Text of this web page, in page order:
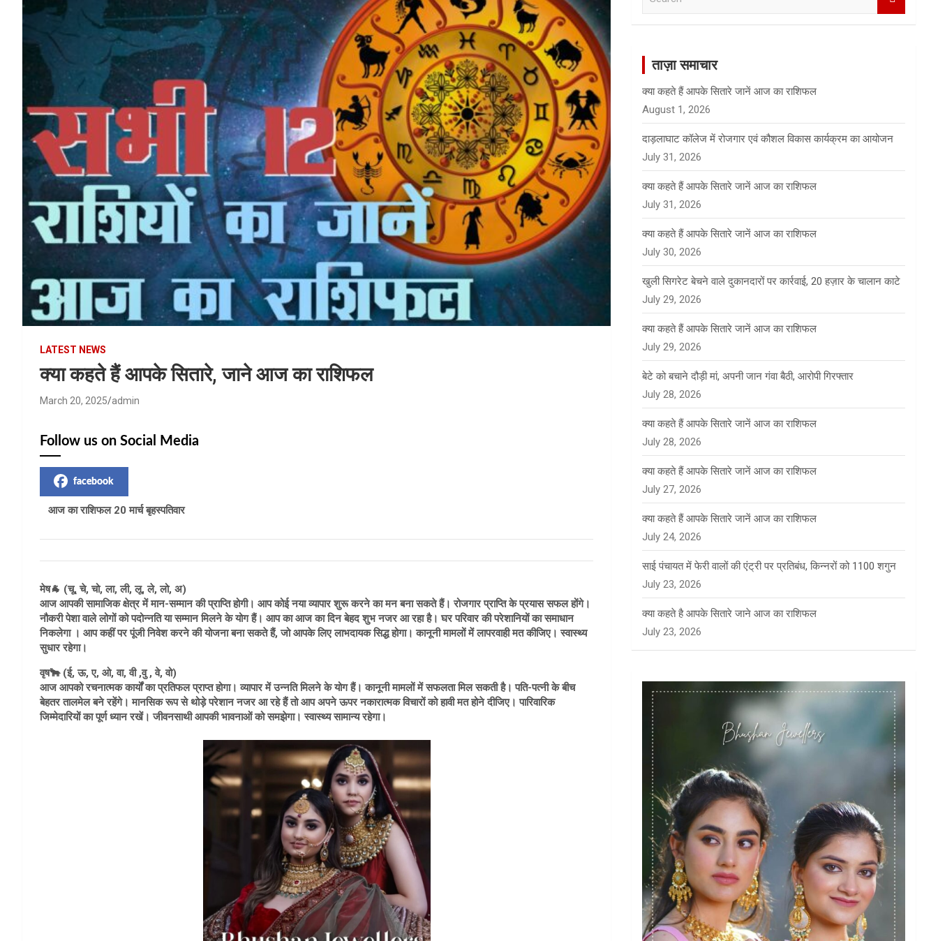
HP News.
LATEST NEWS
क्या कहते हैं आपके सितारे, जाने आज का राशिफल
March 20, 2025 admin
Follow us on Social Media
facebook
आज का राशिफल 20 मार्च बृहस्पतिवार
मेष🐐 (चू, चे, चो, ला, ली, लू, ले, लो, अ)
आज आपकी सामाजिक क्षेत्र में मान-सम्मान की प्राप्ति होगी। आप कोई नया व्यापार शुरू करने का मन बना सकते हैं। रोजगार प्राप्ति के प्रयास सफल होंगे।
नौकरी पेशा वाले लोगों को पदोन्नति या सम्मान मिलने के योग हैं। आप का आज का दिन बेहद शुभ नजर आ रहा है। घर परिवार की परेशानियों का समाधान
निकलेगा । आप कहीं पर पूंजी निवेश करने की योजना बना सकते हैं, जो आपके लिए लाभदायक सिद्ध होगा। कानूनी मामलों में लापरवाही मत कीजिए। स्वास्थ्य
सुधार रहेगा।
वृष🐂 (ई, ऊ, ए, ओ, वा, वी ,वु , वे, वो)
आज आपको रचनात्मक कार्यों का प्रतिफल प्राप्त होगा। व्यापार में उन्नति मिलने के योग हैं। कानूनी मामलों में सफलता मिल सकती है। पति-पत्नी के बीच
बेहतर तालमेल बने रहेंगे। मानसिक रूप से थोड़े परेशान नजर आ रहे हैं तो आप अपने ऊपर नकारात्मक विचारों को हावी मत होने दीजिए। पारिवारिक
जिम्मेदारियों का पूर्ण ध्यान रखें। जीवनसाथी आपकी भावनाओं को समझेगा। स्वास्थ्य सामान्य रहेगा।
ताज़ा समाचार
क्या कहते हैं आपके सितारे जानें आज का राशिफल
August 1, 2026
दाड़लाघाट कॉलेज में रोजगार एवं कौशल विकास कार्यक्रम का आयोजन
July 31, 2026
क्या कहते हैं आपके सितारे जानें आज का राशिफल
July 31, 2026
क्या कहते हैं आपके सितारे जानें आज का राशिफल
July 30, 2026
खुली सिगरेट बेचने वाले दुकानदारों पर कार्रवाई, 20 हज़ार के चालान काटे
July 29, 2026
क्या कहते हैं आपके सितारे जानें आज का राशिफल
July 29, 2026
बेटे को बचाने दौड़ी मां, अपनी जान गंवा बैठी, आरोपी गिरफ्तार
July 28, 2026
क्या कहते हैं आपके सितारे जानें आज का राशिफल
July 28, 2026
क्या कहते हैं आपके सितारे जानें आज का राशिफल
July 27, 2026
क्या कहते हैं आपके सितारे जानें आज का राशिफल
July 24, 2026
साई पंचायत में फेरी वालों की एंट्री पर प्रतिबंध, किन्नरों को 1100 शगुन
July 23, 2026
क्या कहते है आपके सितारे जाने आज का राशिफल
July 23, 2026